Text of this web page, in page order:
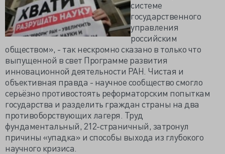
системе
государственного
управления
российским
обществом», - так нескромно сказано в только что
выпущенной в свет Программе развития
инновационной деятельности РАН. Чистая и
объективная правда - научное сообщество смогло
серьёзно противостоять реформаторским попыткам
государства и разделить граждан страны на два
противоборствующих лагеря. Труд
фундаментальный, 212-страничный, затронул
причины «упадка» и способы выхода из глубокого
научного кризиса.